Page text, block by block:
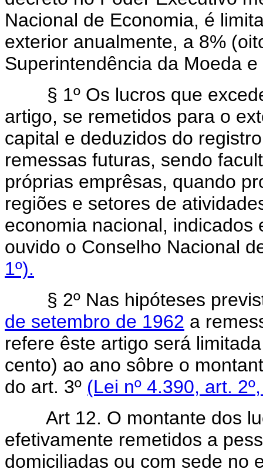
Nacional de Economia, é
exterior anualmente, a 8%
Superintendência da Moeda
§ 1º Os lucros que
artigo, se remetidos para o
capital e deduzidos do
remessas futuras, sendo
próprias emprêsas, quando
regiões e setores de
economia nacional,
ouvido o Conselho Nacional
1º).
§ 2º Nas hipóteses
de setembro de 1962 a
refere êste artigo será
cento) ao ano sôbre o
do art. 3º (Lei nº 4.390, art.
Art 12. O montante dos
efetivamente remetidos a
domiciliadas ou com sede no